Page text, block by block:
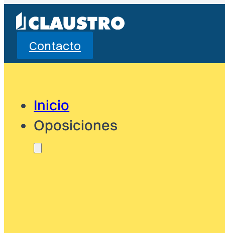
Contacto
Inicio
Oposiciones